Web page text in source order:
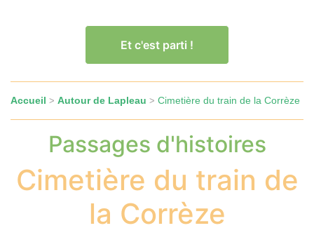
Et c'est parti !
Accueil > Autour de Lapleau > Cimetière du train de la Corrèze
Passages d'histoires
Cimetière du train de
la Corrèze